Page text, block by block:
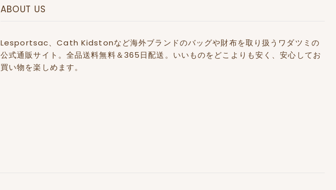
ABOUT US
Lesportsac、Cath Kidstonなど海外ブランドのバッグや財布を取り扱うワダツミの
公式通販サイト。全品送料無料＆365日配送。いいものをどこよりも安く、安心してお
買い物を楽しめます。